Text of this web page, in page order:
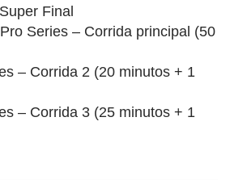
Final
Series – Corrida principal (50
– Corrida 2 (20 minutos + 1
– Corrida 3 (25 minutos + 1